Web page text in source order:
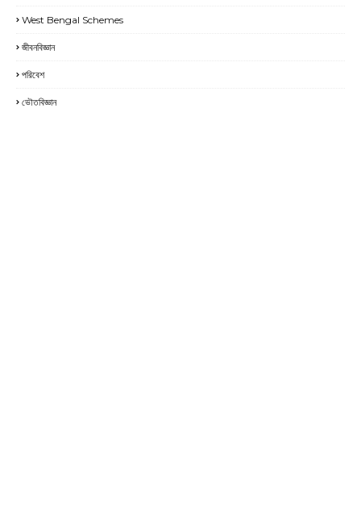
West Bengal Schemes
জীবনবিজ্ঞান
পরিবেশ
ভৌতবিজ্ঞান